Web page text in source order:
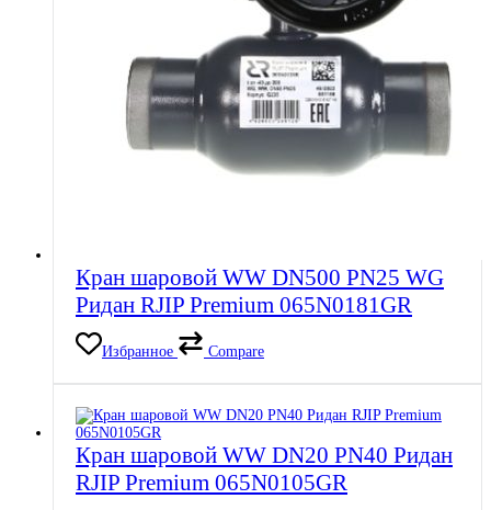
Кран шаровой WW DN500 PN25 WG
Ридан RJIP Premium 065N0181GR
Избранное Compare
Кран шаровой WW DN20 PN40 Ридан
RJIP Premium 065N0105GR